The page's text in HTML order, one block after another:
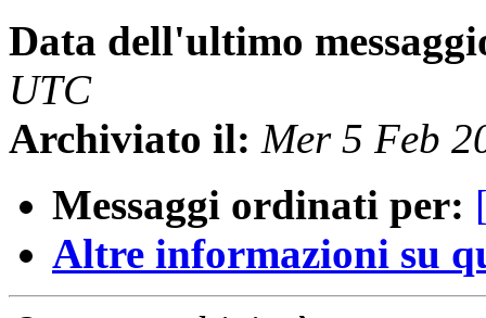
Data dell'ultimo
UTC
Archiviato il: Mer 5 Feb
Messaggi ordinati per:
Altre informazioni su